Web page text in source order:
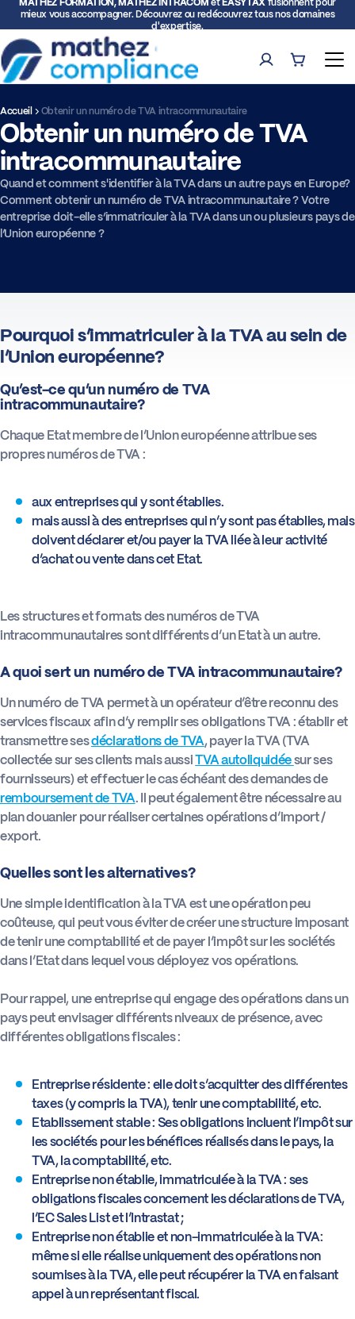
mieux vous accompagner. Découvrez ou redécouvrez tous nos domaines
d'expertise.
ComptePanier (0)
Formations
Expertise TVA et Douane
Déclarations intracommunautaires
Actus
Boîte à outils
Accueil Obtenir un numéro de TVA intracommunautaire
Obtenir un numéro de TVA
intracommunautaire
Quand et comment s'identifier à la TVA dans un autre pays en Europe?
Comment obtenir un numéro de TVA intracommunautaire ? Votre
entreprise doit-elle s’immatriculer à la TVA dans un ou plusieurs pays de
l’Union européenne ?
Pourquoi s’immatriculer à la TVA au sein de
l’Union européenne?
Qu’est-ce qu’un numéro de TVA
intracommunautaire?
Chaque Etat membre de l’Union européenne attribue ses
propres numéros de TVA :
aux entreprises qui y sont établies.
mais aussi à des entreprises qui n’y sont pas établies, mais
doivent déclarer et/ou payer la TVA liée à leur activité
d’achat ou vente dans cet Etat.
Les structures et formats des numéros de TVA
intracommunautaires sont différents d’un Etat à un autre.
A quoi sert un numéro de TVA intracommunautaire?
Un numéro de TVA permet à un opérateur d’être reconnu des
services fiscaux afin d’y remplir ses obligations TVA : établir et
transmettre sesdéclarations de TVA, payer la TVA (TVA
collectée sur ses clients mais aussiTVA autoliquidéesur ses
fournisseurs) et effectuer le cas échéant des demandes de
remboursement de TVA. Il peut également être nécessaire au
plan douanier pour réaliser certaines opérations d’import /
export.
Quelles sont les alternatives?
Une simple identification à la TVA est une opération peu
coûteuse, qui peut vous éviter de créer une structure imposant
de tenir une comptabilité et de payer l’impôt sur les sociétés
dans l’Etat dans lequel vous déployez vos opérations.
Pour rappel, une entreprise qui engage des opérations dans un
pays peut envisager différents niveaux de présence, avec
différentes obligations fiscales :
Entreprise résidente : elle doit s’acquitter des différentes
taxes (y compris la TVA), tenir une comptabilité, etc.
Etablissement stable : Ses obligations incluent l’impôt sur
les sociétés pour les bénéfices réalisés dans le pays, la
TVA, la comptabilité, etc.
Entreprise non établie, immatriculée à la TVA : ses
obligations fiscales concernent les déclarations de TVA,
l’EC Sales List et l’Intrastat ;
Entreprise non établie et non-immatriculée à la TVA:
même si elle réalise uniquement des opérations non
soumises à la TVA, elle peut récupérer la TVA en faisant
appel à un représentant fiscal.